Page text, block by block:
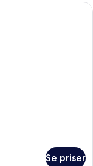
med två sängar, en
Se priser